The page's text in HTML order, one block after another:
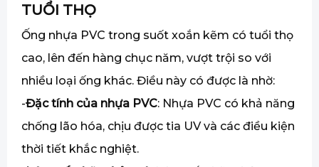
TUỔI THỌ
Ống nhựa PVC trong suốt xoắn kẽm có tuổi thọ
cao, lên đến hàng chục năm, vượt trội so với
nhiều loại ống khác. Điều này có được là nhờ:
-Đặc tính của nhựa PVC: Nhựa PVC có khả năng
chống lão hóa, chịu được tia UV và các điều kiện
thời tiết khắc nghiệt.